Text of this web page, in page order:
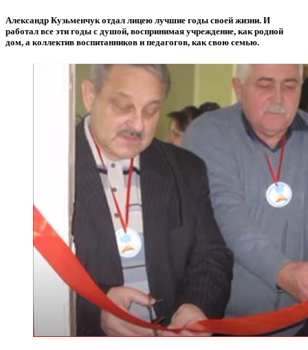
Александр Кузьменчук отдал лицею лучшие годы своей жизни. И
работал все эти годы с душой, воспринимая учреждение, как родной
дом, а коллектив воспитанников и педагогов, как свою семью.